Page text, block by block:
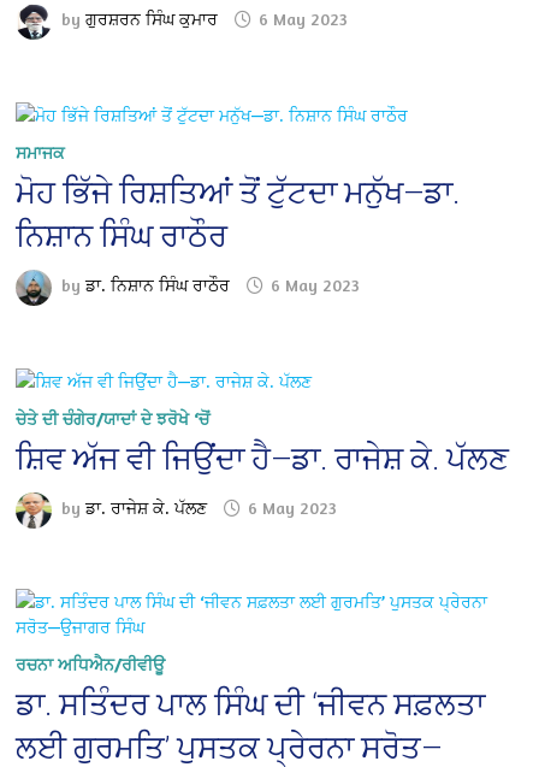
byਗੁਰਸ਼ਰਨ ਸਿੰਘ ਕੁਮਾਰ 6 May 2023
ਸਮਾਜਕ
ਮੋਹ ਭਿੱਜੇ ਰਿਸ਼ਤਿਆਂ ਤੋਂ ਟੁੱਟਦਾ ਮਨੁੱਖ—ਡਾ.
ਨਿਸ਼ਾਨ ਸਿੰਘ ਰਾਠੌਰ
byਡਾ. ਨਿਸ਼ਾਨ ਸਿੰਘ ਰਾਠੌਰ 6 May 2023
ਚੇਤੇ ਦੀ ਚੰਗੇਰ/ਯਾਦਾਂ ਦੇ ਝਰੋਖੇ ‘ਚੋਂ
ਸ਼ਿਵ ਅੱਜ ਵੀ ਜਿਉਂਦਾ ਹੈ—ਡਾ. ਰਾਜੇਸ਼ ਕੇ. ਪੱਲਣ
byਡਾ. ਰਾਜੇਸ਼ ਕੇ. ਪੱਲਣ 6 May 2023
ਰਚਨਾ ਅਧਿਐਨ/ਰੀਵੀਊ
ਡਾ. ਸਤਿੰਦਰ ਪਾਲ ਸਿੰਘ ਦੀ ‘ਜੀਵਨ ਸਫ਼ਲਤਾ
ਲਈ ਗੁਰਮਤਿ’ ਪੁਸਤਕ ਪ੍ਰੇਰਨਾ ਸਰੋਤ—